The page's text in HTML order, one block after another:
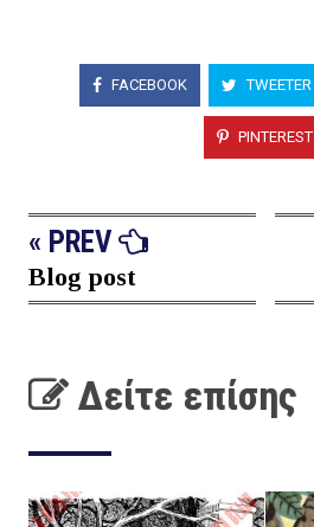
FACEBOOK TWEETER
PINTEREST
« PREV
Blog post
Δείτε επίσης